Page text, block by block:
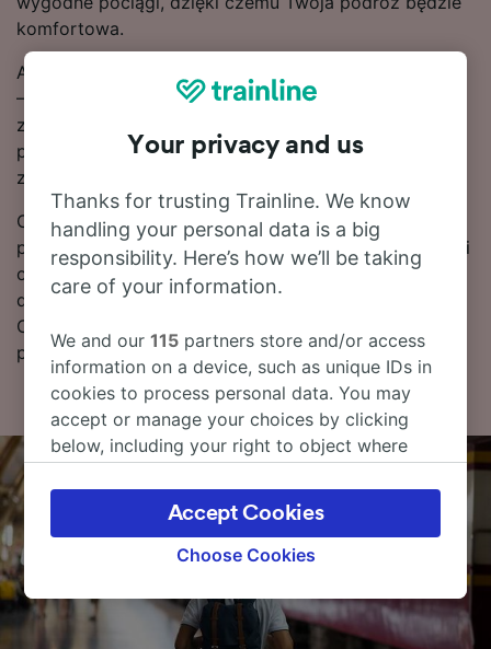
komfortowa.
Aby zaoszczędzić na biletach na pociągi relacji Paryż
– Toulon, dokonu rezerwacji z wyprzedzeniem. Użyj
znajdującego się u góry strony narzędzia do
planowania podróży, aby porównać ceny i skorzystać
z najniższych taryf.
Czytaj dalej, aby znaleźć więcej informacji na temat
podróży – rozkłady jazdy pociągów (w tym pierwsze i
ostatnie kursy), często zadawane pytania i porady
dotyczące wyszukiwania tanich biletów kolejowych.
Chcesz przejść od razu do rezerwacji? Już teraz
poszukaj biletów w naszym serwisie!
Your privacy and us
Thanks for trusting Trainline. We know
handling your personal data is a big
responsibility. Here’s how we’ll be taking
care of your information.
We and our115 partners store and/or access
information on a device, such as unique IDs in
cookies to process personal data. You may
accept or manage your choices by clicking
below, including your right to object where
the privacy policy page. These choices will be
signaled to our partners and will not affect
browsing data. Your data will not be used for
track you.
Choose Cookies
Accept Cookies